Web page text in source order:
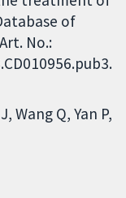
of
No.:
Wang Q Yan P